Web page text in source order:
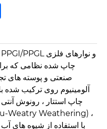
چاپ شده نظامی که
صنعتی و پوسته های
چاپ استتار ، رونوش